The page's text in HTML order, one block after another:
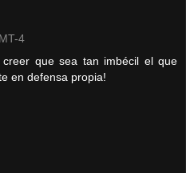
4
que sea tan imbécil el que
en defensa propia!